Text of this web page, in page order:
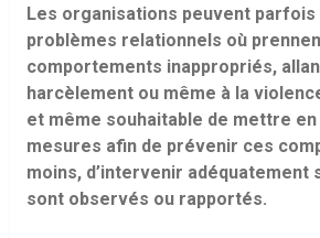
Les organisations peuvent
problèmes relationnels où
comportements inappropriés,
harcèlement ou même à la
et même souhaitable de mettre en
mesures afin de prévenir ces
moins, d’intervenir adéquatement
sont observés ou rapportés.